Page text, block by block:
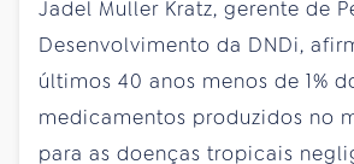
Jadel Muller Kratz, gerente de
Desenvolvimento da DNDi,
últimos 40 anos menos de 1%
medicamentos produzidos no
para as doenças tropicais